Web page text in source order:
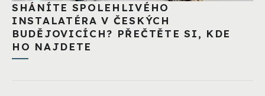
SHÁNÍTE SPOLEHLIVÉHO
INSTALATÉRA V ČESKÝCH
BUDĚJOVICÍCH? PŘEČTĚTE SI, KDE
HO NAJDETE